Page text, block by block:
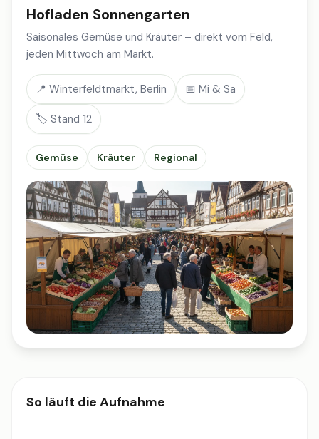
Hofladen Sonnengarten
Saisonales Gemüse und Kräuter – direkt vom Feld,
jeden Mittwoch am Markt.
📍 Winterfeldtmarkt, Berlin 📅 Mi & Sa
🏷️ Stand 12
Gemüse Kräuter Regional
So läuft die Aufnahme